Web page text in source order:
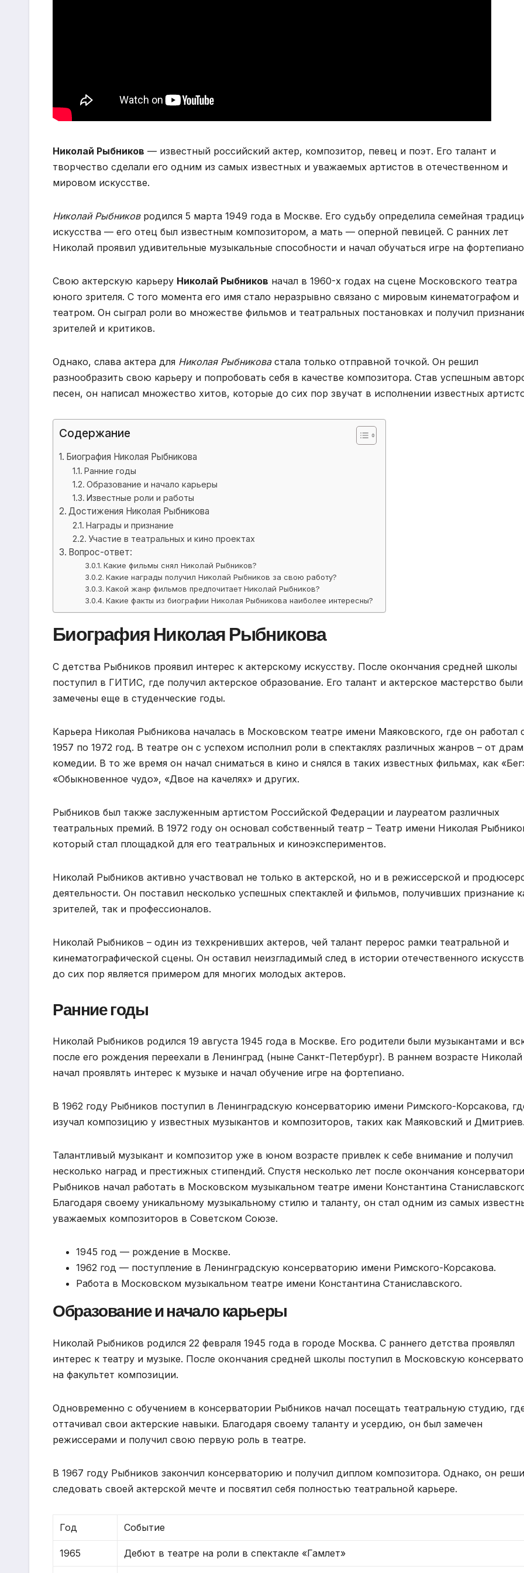
Николай Рыбников — известный российский актер, композитор, певец и поэт. Его талант и
творчество сделали его одним из самых известных и уважаемых артистов в отечественном и
мировом искусстве.
Николай Рыбниковродился 5 марта 1949 года в Москве. Его судьбу определила семейная
искусства — его отец был известным композитором, а мать — оперной певицей. С ранних лет
Николай проявил удивительные музыкальные способности и начал обучаться игре на
Свою актерскую карьеру Николай Рыбников начал в 1960-х годах на сцене Московского театра
юного зрителя. С того момента его имя стало неразрывно связано с мировым кинематографом и
театром. Он сыграл роли во множестве фильмов и театральных постановках и получил
зрителей и критиков.
Однако, слава актера для Николая Рыбниковастала только отправной точкой. Он решил
разнообразить свою карьеру и попробовать себя в качестве композитора. Став успешным
песен, он написал множество хитов, которые до сих пор звучат в исполнении известных
Содержание
Биография Николая Рыбникова
Ранние годы
Образование и начало карьеры
Известные роли и работы
Достижения Николая Рыбникова
Награды и признание
Участие в театральных и кино проектах
Вопрос-ответ:
Какие фильмы снял Николай Рыбников?
Какие награды получил Николай Рыбников за свою работу?
Какой жанр фильмов предпочитает Николай Рыбников?
Какие факты из биографии Николая Рыбникова наиболее интересны?
Биография Николая Рыбникова
С детства Рыбников проявил интерес к актерскому искусству. После окончания средней школы
поступил в ГИТИС, где получил актерское образование. Его талант и актерское мастерство были
замечены еще в студенческие годы.
Карьера Николая Рыбникова началась в Московском театре имени Маяковского, где он работал
1957 по 1972 год. В театре он с успехом исполнил роли в спектаклях различных жанров – от
комедии. В то же время он начал сниматься в кино и снялся в таких известных фильмах, как
«Обыкновенное чудо», «Двое на качелях» и других.
Рыбников был также заслуженным артистом Российской Федерации и лауреатом различных
театральных премий. В 1972 году он основал собственный театр – Театр имени Николая
который стал площадкой для его театральных и киноэкспериментов.
Николай Рыбников активно участвовал не только в актерской, но и в режиссерской и
деятельности. Он поставил несколько успешных спектаклей и фильмов, получивших признание
зрителей, так и профессионалов.
Николай Рыбников – один из техкренивших актеров, чей талант перерос рамки театральной и
кинематографической сцены. Он оставил неизгладимый след в истории отечественного
до сих пор является примером для многих молодых актеров.
Ранние годы
Николай Рыбников родился 19 августа 1945 года в Москве. Его родители были музыкантами и
после его рождения переехали в Ленинград (ныне Санкт-Петербург). В раннем возрасте Николай
начал проявлять интерес к музыке и начал обучение игре на фортепиано.
В 1962 году Рыбников поступил в Ленинградскую консерваторию имени Римского-Корсакова,
изучал композицию у известных музыкантов и композиторов, таких как Маяковский и
Талантливый музыкант и композитор уже в юном возрасте привлек к себе внимание и получил
несколько наград и престижных стипендий. Спустя несколько лет после окончания
Рыбников начал работать в Московском музыкальном театре имени Константина
Благодаря своему уникальному музыкальному стилю и таланту, он стал одним из самых
уважаемых композиторов в Советском Союзе.
1945 год — рождение в Москве.
1962 год — поступление в Ленинградскую консерваторию имени Римского-Корсакова.
Работа в Московском музыкальном театре имени Константина Станиславского.
Образование и начало карьеры
Николай Рыбников родился 22 февраля 1945 года в городе Москва. С раннего детства проявлял
интерес к театру и музыке. После окончания средней школы поступил в Московскую
на факультет композиции.
Одновременно с обучением в консерватории Рыбников начал посещать театральную студию,
оттачивал свои актерские навыки. Благодаря своему таланту и усердию, он был замечен
режиссерами и получил свою первую роль в театре.
В 1967 году Рыбников закончил консерваторию и получил диплом композитора. Однако, он
следовать своей актерской мечте и посвятил себя полностью театральной карьере.
Год Событие
1965 Дебют в театре на роли в спектакле «Гамлет»